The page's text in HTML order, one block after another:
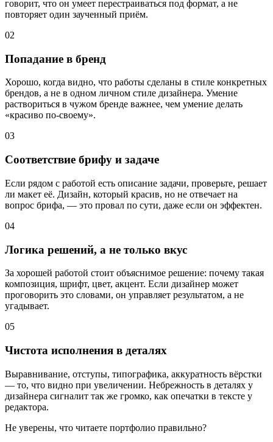
говорит, что он умеет перестраиваться под формат, а не
повторяет один заученный приём.
02
Попадание в бренд
Хорошо, когда видно, что работы сделаны в стиле конкретных
брендов, а не в одном личном стиле дизайнера. Умение
раствориться в чужом бренде важнее, чем умение делать
«красиво по-своему».
03
Соответствие брифу и задаче
Если рядом с работой есть описание задачи, проверьте, решает
ли макет её. Дизайн, который красив, но не отвечает на
вопрос брифа, — это провал по сути, даже если он эффектен.
04
Логика решений, а не только вкус
За хорошей работой стоит объяснимое решение: почему такая
композиция, шрифт, цвет, акцент. Если дизайнер может
проговорить это словами, он управляет результатом, а не
угадывает.
05
Чистота исполнения в деталях
Выравнивание, отступы, типографика, аккуратность вёрстки
— то, что видно при увеличении. Небрежность в деталях у
дизайнера сигналит так же громко, как опечатки в тексте у
редактора.
Не уверены, что читаете портфолио правильно?